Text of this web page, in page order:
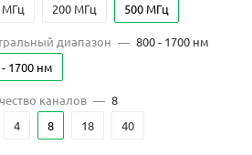
МГц 200 МГц 500 МГц
диапазон — 800 - 1700 нм
1700 нм
каналов — 8
4 8 18 40